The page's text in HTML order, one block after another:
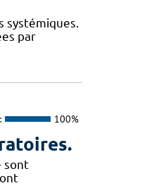
systémiques.
par
100%
sont